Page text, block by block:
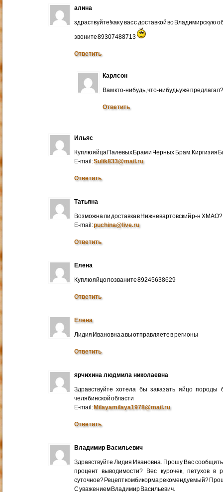
алина
здраствуйте!как у вас с доставкой во Владимирскую
звоните 89307488713
Ответить
Карлсон
Вам кто-нибудь, что-нибудь уже
Ответить
Ильяс
Куплю яйца Палевых Брам и Черных Брам.Киргизия
E-mail:Sulik833@mail.ru
Ответить
Татьяна
Возможна ли доставка в Нижневартовский р-н ХМАО?
E-mail:puchina@live.ru
Ответить
Елена
Куплю яйцо позваните 89245638629
Ответить
Елена
Лидия Ивановна а вы отправляете в регионы
Ответить
ярчихина людмила николаевна
Здравствуйте хотела бы заказать яйцо
челябинской области
E-mail:Milayamilaya1978@mail.ru
Ответить
Владимир Васильевич
Здравствуйте Лидия Ивановна. Прошу Вас
процент выводимости? Вес курочек, петухов в
суточное? Рецепт комбикорма рекомендуемый?
С уважением Владимир Васильевич.